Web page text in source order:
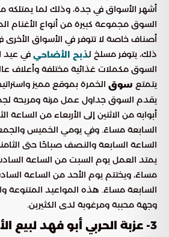
أشهر الأسواق في جدة، وذلك لما يمتلكه
السوق مجموعة كبيرة من أنواع الأغنام
أصناف خاصة لا تتوفر في الأسواق الأخرى
ذلك، يتوفر مسلخ لذبح الأضاحي في عيد
السوق مكملات غذائية مختلفة وأعلاف
يتمتع سوق الخمرة بموقع مميز
يقدم السوق جداول عمل مرنة ومريحة
أبوابه من الاثنين إلى الأربعاء من الساعة
السابعة مساءً. وفي يومي الخميس
الساعة السابعة والنصف صباحًا حتى
يمتد العمل يوم السبت من الساعة
مساءً، ويختتم يوم الأحد من الساعة
السابعة مساءً. هذه المواعيد المتنوعة
وجهة محببة ومرغوبة لدى الكثيرين.
3- عزبة الحربي أبو فهد لبيع الأغنام والدواجن